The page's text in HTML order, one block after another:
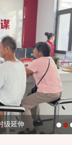
工作培训会暨十...